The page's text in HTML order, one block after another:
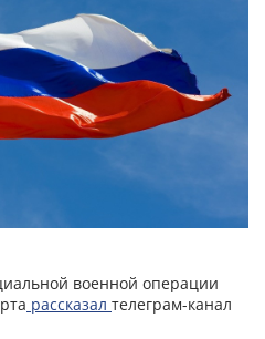
военной операции
рассказал телеграм-канал